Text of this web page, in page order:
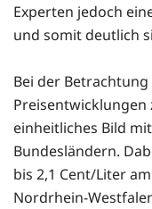
Experten jedoch
und somit deutlich
Bei der
Preisentwicklungen
einheitliches Bild
Bundesländern.
bis 2,1 Cent/Liter
Nordrhein-